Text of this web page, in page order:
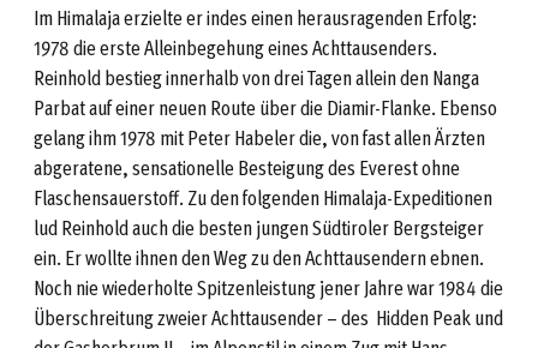
Im Himalaja erzielte er indes einen herausragenden Erfolg:
1978 die erste Alleinbegehung eines Achttausenders.
Reinhold bestieg innerhalb von drei Tagen allein den Nanga
Parbat auf einer neuen Route über die Diamir-Flanke. Ebenso
gelang ihm 1978 mit Peter Habeler die, von fast allen Ärzten
abgeratene, sensationelle Besteigung des Everest ohne
Flaschensauerstoff. Zu den folgenden Himalaja-Expeditionen
lud Reinhold auch die besten jungen Südtiroler Bergsteiger
ein. Er wollte ihnen den Weg zu den Achttausendern ebnen.
Noch nie wiederholte Spitzenleistung jener Jahre war 1984 die
Überschreitung zweier Achttausender – des Hidden Peak und